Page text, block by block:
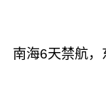
南海6天禁航，